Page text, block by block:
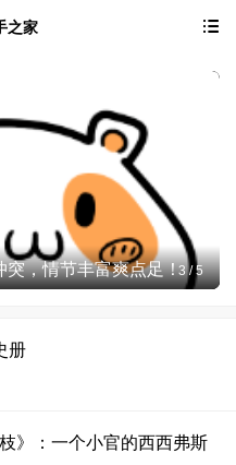
之家
突，情节丰富爽点足！3/5
册
枝》：一个小官的西西弗斯